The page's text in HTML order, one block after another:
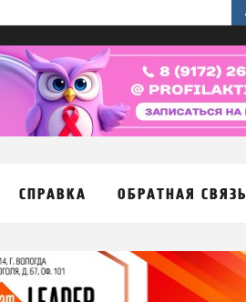
СПРАВКА ОБРАТНАЯ СВЯЗЬ